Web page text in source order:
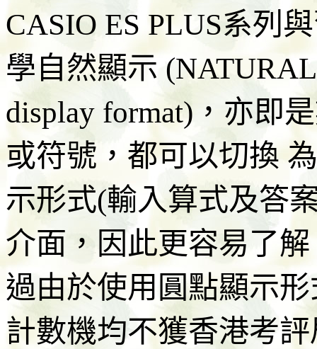
CASIO ES PLUS系列
學自然顯示
display format)，亦即
或符號，都可以切換
示形式(輸入算式及答
介面，因此更容易了
過由於使用圓點顯示
計數機均不獲香港考